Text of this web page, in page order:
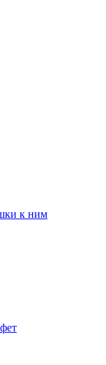
к ним